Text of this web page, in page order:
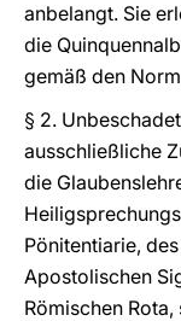
anbelangt. Sie
die
gemäß den
§ 2.
ausschließliche
die
Pönitentiarie,
Apostolischen
Römischen